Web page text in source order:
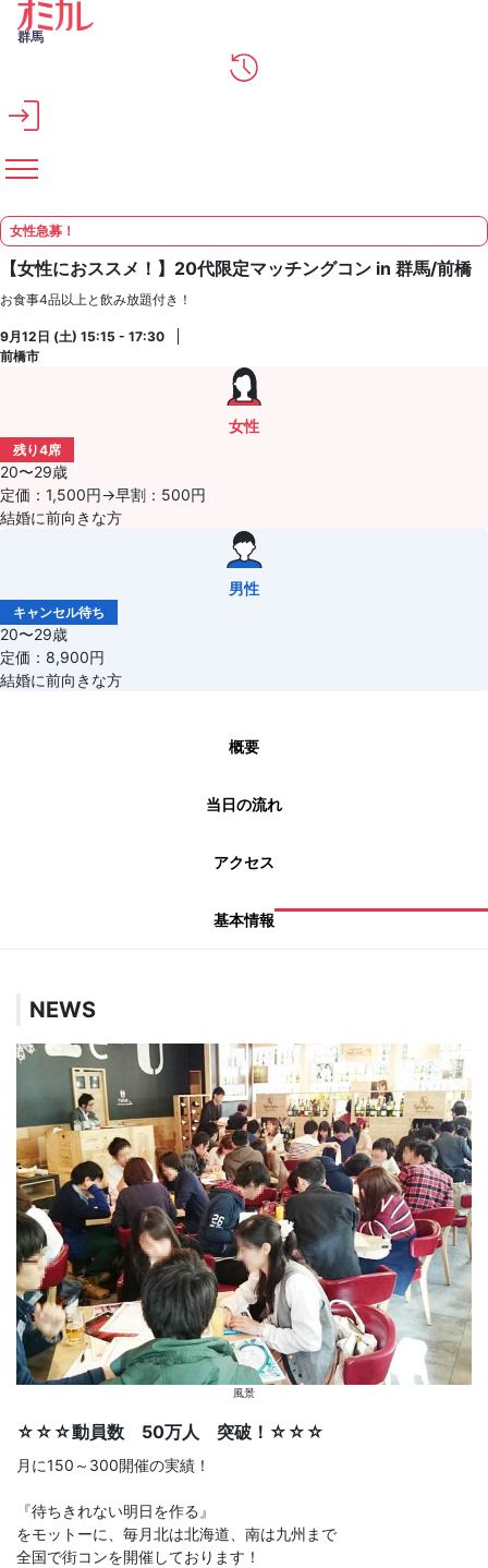
メインコンテンツへスキップ
群馬
女性急募！
【女性におススメ！】20代限定マッチングコン in 群馬/前橋
お食事4品以上と飲み放題付き！
9月12日 (土) 15:15 - 17:30
前橋市
女性
残り4席
20〜29歳
定価：1,500円→早割：500円
結婚に前向きな方
男性
キャンセル待ち
20〜29歳
定価：8,900円
結婚に前向きな方
概要
当日の流れ
アクセス
基本情報
NEWS
風景
☆☆☆動員数 50万人 突破！☆☆☆
月に150～300開催の実績！
『待ちきれない明日を作る』
をモットーに、毎月北は北海道、南は九州まで
全国で街コンを開催しております！